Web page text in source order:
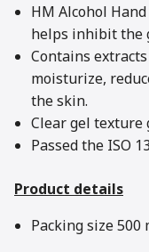
HM Alcohol
helps inhibit the
Contains
moisturize,
the skin.
Clear gel texture
Passed the ISO
Product details
Packing size 500